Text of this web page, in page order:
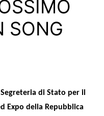
SONG
di Stato per il
Expo della Repubblica